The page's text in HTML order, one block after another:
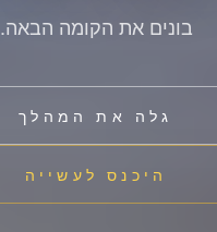
בונים את הקומה הבאה.
גלה את המהלך
היכנס לעשייה